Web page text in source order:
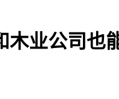
木业公司也